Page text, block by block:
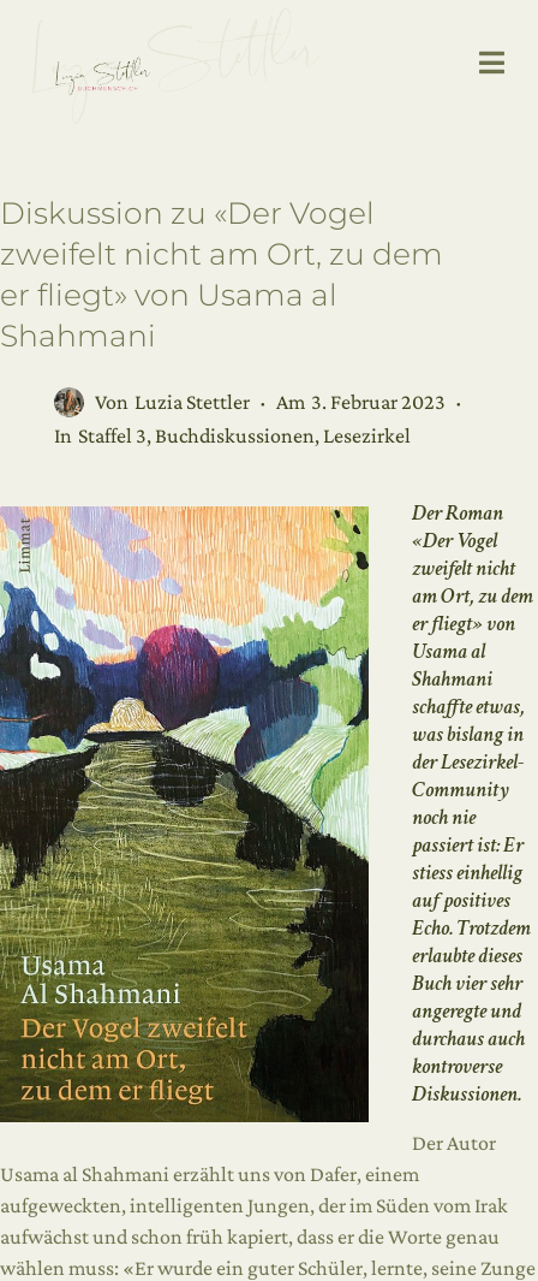
Diskussion zu «Der Vogel
zweifelt nicht am Ort, zu dem
er fliegt» von Usama al
Shahmani
Von Luzia Stettler Am 3. Februar 2023
In Staffel 3,Buchdiskussionen, Lesezirkel
Der Roman
«Der Vogel
zweifelt nicht
am Ort, zu dem
er fliegt» von
Usama al
Shahmani
schaffte etwas,
was bislang in
der Lesezirkel-
Community
noch nie
passiert ist: Er
stiess einhellig
auf positives
Echo. Trotzdem
erlaubte dieses
Buch vier sehr
angeregte und
durchaus auch
kontroverse
Diskussionen.
Der Autor
Usama al Shahmani erzählt uns von Dafer, einem
aufgeweckten, intelligenten Jungen, der im Süden vom Irak
aufwächst und schon früh kapiert, dass er die Worte genau
wählen muss: «Er wurde ein guter Schüler, lernte, seine Zunge